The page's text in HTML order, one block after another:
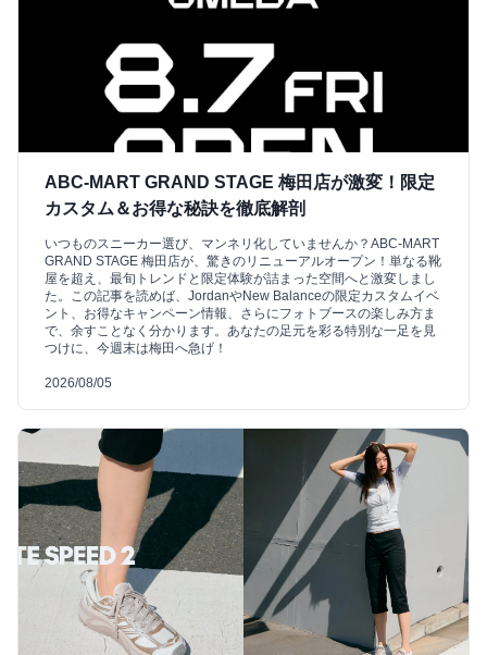
ABC-MART GRAND STAGE 梅田店が激変！限定
カスタム＆お得な秘訣を徹底解剖
いつものスニーカー選び、マンネリ化していませんか？ABC-MART
GRAND STAGE 梅田店が、驚きのリニューアルオープン！単なる靴
屋を超え、最旬トレンドと限定体験が詰まった空間へと激変しまし
た。この記事を読めば、JordanやNew Balanceの限定カスタムイベ
ント、お得なキャンペーン情報、さらにフォトブースの楽しみ方ま
で、余すことなく分かります。あなたの足元を彩る特別な一足を見
つけに、今週末は梅田へ急げ！
2026/08/05